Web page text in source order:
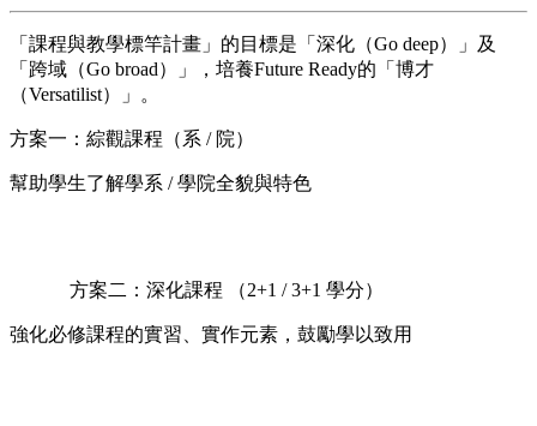
「課程與教學標竿計畫」的目標是「深化（Go deep）」及
「跨域（Go broad）」，培養Future Ready的「博才
（Versatilist）」。
方案一：綜觀課程（系 / 院）
幫助學生了解學系 / 學院全貌與特色
方案二：深化課程 （2+1 / 3+1 學分）
強化必修課程的實習、實作元素，鼓勵學以致用